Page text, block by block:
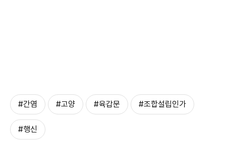
#간염 #고양 #육갑문 #조합설립인가
#행신